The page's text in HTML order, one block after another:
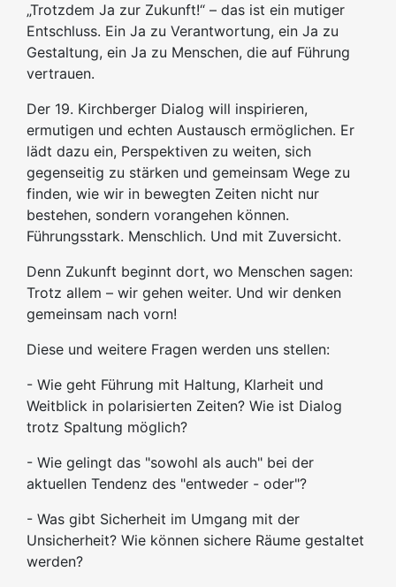
„Trotzdem Ja zur Zukunft!“ – das ist ein mutiger
Entschluss. Ein Ja zu Verantwortung, ein Ja zu
Gestaltung, ein Ja zu Menschen, die auf Führung
vertrauen.
Der 19. Kirchberger Dialog will inspirieren,
ermutigen und echten Austausch ermöglichen. Er
lädt dazu ein, Perspektiven zu weiten, sich
gegenseitig zu stärken und gemeinsam Wege zu
finden, wie wir in bewegten Zeiten nicht nur
bestehen, sondern vorangehen können.
Führungsstark. Menschlich. Und mit Zuversicht.
Denn Zukunft beginnt dort, wo Menschen sagen:
Trotz allem – wir gehen weiter. Und wir denken
gemeinsam nach vorn!
Diese und weitere Fragen werden uns stellen:
- Wie geht Führung mit Haltung, Klarheit und
Weitblick in polarisierten Zeiten? Wie ist Dialog
trotz Spaltung möglich?
- Wie gelingt das "sowohl als auch" bei der
aktuellen Tendenz des "entweder - oder"?
- Was gibt Sicherheit im Umgang mit der
Unsicherheit? Wie können sichere Räume gestaltet
werden?